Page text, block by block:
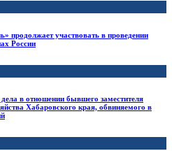
продолжает участвовать в проведении
России
в отношении бывшего заместителя
Хабаровского края, обвиняемого в